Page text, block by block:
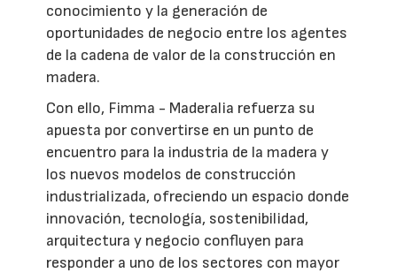
conocimiento y la generación de
oportunidades de negocio entre los agentes
de la cadena de valor de la construcción en
madera.
Con ello, Fimma - Maderalia refuerza su
apuesta por convertirse en un punto de
encuentro para la industria de la madera y
los nuevos modelos de construcción
industrializada, ofreciendo un espacio donde
innovación, tecnología, sostenibilidad,
arquitectura y negocio confluyen para
responder a uno de los sectores con mayor